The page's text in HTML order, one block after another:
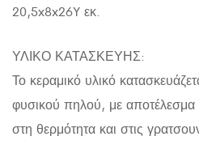
20,5x8x26Y εκ.
ΥΛΙΚΟ ΚΑΤΑΣΚΕΥΗΣ:
Το κεραμικό υλικό
φυσικού πηλού, με αποτέλεσμα
στη θερμότητα και στις